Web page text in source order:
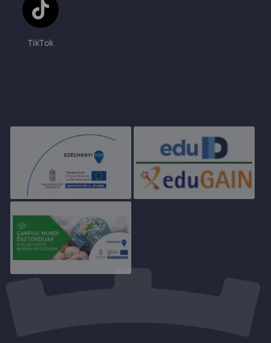
TikTok